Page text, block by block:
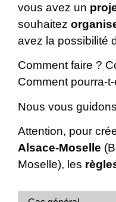
vous avez un
souhaitez
avez la possibilité
Comment faire ?
Comment pourra-
Nous vous
Attention, pour
Alsace-Moselle
Moselle), les